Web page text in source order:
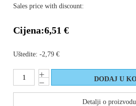
Sales price with discount:
Cijena:6,51 €
Uštedite: -2,79 €
Detalji o proizvodu